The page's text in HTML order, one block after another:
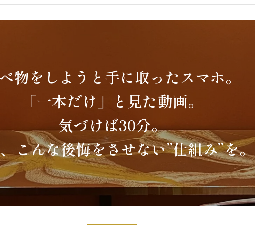
物をしようと手に取ったスマホ。
「一本だけ」と見た動画。
気づけば30分。
こんな後悔をさせない”仕組み”を。